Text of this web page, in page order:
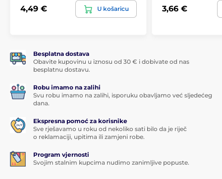
4,49 € U košaricu 3,66 €
Besplatna dostava
Obavite kupovinu u iznosu od 30 € i dobivate od nas
besplatnu dostavu.
Robu imamo na zalihi
Svu robu imamo na zalihi, isporuku obavljamo već sljedećeg
dana.
Ekspresna pomoć za korisnike
Sve rješavamo u roku od nekoliko sati bilo da je riječ
o reklamaciji, upitima ili zamjeni robe.
Program vjernosti
Svojim stalnim kupcima nudimo zanimljive popuste.